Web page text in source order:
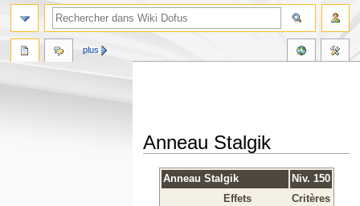
Anneau Stalgik
Anneau Stalgik
Niv. 150
Effets
Critères
plus